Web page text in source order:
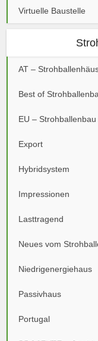
Virtuelle Baustelle
AT –
Best of
EU –
Export
Hybridsystem
Impressionen
Lasttragend
Neues vom
Niedrigenergiehaus
Passivhaus
Portugal